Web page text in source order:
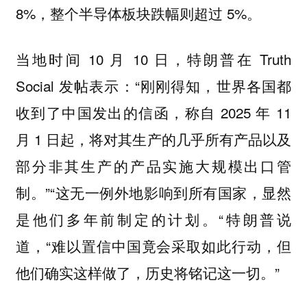
8%，整个半导体板块跌幅则超过 5%。
当地时间 10 月 10 日，特朗普在 Truth
Social 发帖表示：“刚刚得知，世界各国都
收到了中国发出的信函，称自 2025 年 11
月 1 日起，将对其生产的几乎所有产品以及
部分非其生产的产品实施大规模出口管
制。”“这无一例外地影响到所有国家，显然
是他们多年前制定的计划。“特朗普说
道，“难以置信中国竟会采取如此行动，但
他们确实这样做了，历史将铭记这一切。”